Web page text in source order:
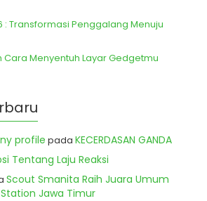
: Transformasi Penggalang Menuju
Cara Menyentuh Layar Gedgetmu
profile pada KECERDASAN GANDA
Tentang Laju Reaksi
Scout Smanita Raih Juara Umum
Jawa Timur